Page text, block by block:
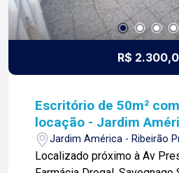
R$
Escritório de 50m²
locação - Jardim
Jardim América - Ribeirão
Localizado próximo à Av